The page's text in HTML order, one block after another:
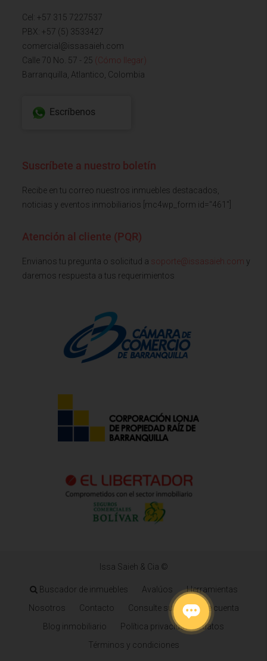
Cel: +57 315 7227537
PBX: +57 (5) 3533427
comercial@issasaieh.com
Calle 70 No. 57 - 25 (Cómo llegar)
Barranquilla, Atlantico, Colombia
Escríbenos
Suscríbete a nuestro boletín
Recibe en tu correo nuestros inmuebles destacados,
noticias y eventos inmobiliarios [mc4wp_form id="461"]
Atención al cliente (PQR)
Envianos tu pregunta o solicitud a soporte@issasaieh.com y
daremos respuesta a tus requerimientos
Issa Saieh & Cia ©
Buscador de inmuebles Avalúos
Herramientas
Nosotros
Contacto
Consulte su estado de cuenta
Blog inmobiliario
Política privacidad de datos
Términos y condiciones